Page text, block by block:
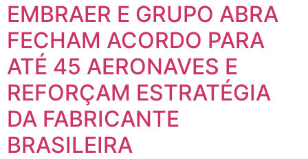
EMBRAER E GRUPO ABRA
FECHAM ACORDO PARA
ATÉ 45 AERONAVES E
REFORÇAM ESTRATÉGIA
DA FABRICANTE
BRASILEIRA